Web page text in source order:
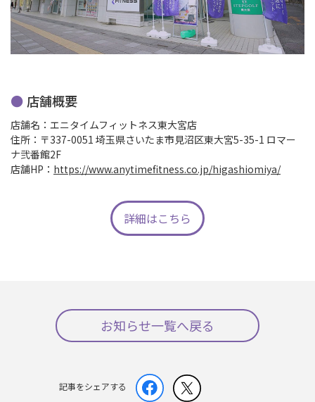
店舗概要
店舗名：エニタイムフィットネス東大宮店
住所：〒337-0051 埼玉県さいたま市見沼区東大宮5-35-1 ロマー
ナ弐番館2F
店舗HP： https://www.anytimefitness.co.jp/higashiomiya/
詳細はこちら
お知らせ一覧へ戻る
記事をシェアする